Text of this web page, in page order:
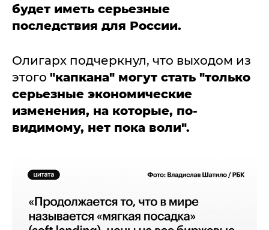
будет иметь серьезные
последствия для России.
Олигарх подчеркнул, что выходом из
этого "капкана" могут стать "только
серьезные экономические
изменения, на которые, по-
видимому, нет пока воли".